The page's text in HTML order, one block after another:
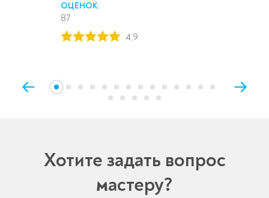
ОЦЕНОК:
87
4,9
Хотите задать вопрос
мастеру?